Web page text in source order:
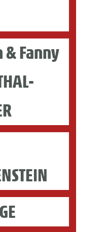
Fanny